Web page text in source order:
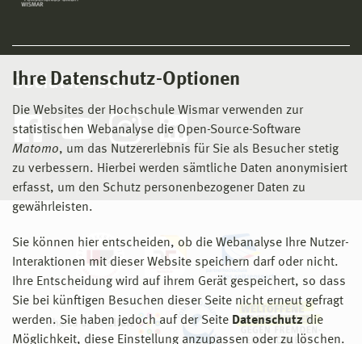
Ihre Datenschutz-Optionen
Die Websites der Hochschule Wismar verwenden zur
statistischen Webanalyse die Open-Source-Software
Matomo, um das Nutzererlebnis für Sie als Besucher stetig
zu verbessern. Hierbei werden sämtliche Daten anonymisiert
erfasst, um den Schutz personenbezogener Daten zu
gewährleisten.
Sie können hier entscheiden, ob die Webanalyse Ihre Nutzer-
Interaktionen mit dieser Website speichern darf oder nicht.
Ihre Entscheidung wird auf ihrem Gerät gespeichert, so dass
Sie bei künftigen Besuchen dieser Seite nicht erneut gefragt
werden. Sie haben jedoch auf der Seite Datenschutz die
Möglichkeit, diese Einstellung anzupassen oder zu löschen.
Social Media